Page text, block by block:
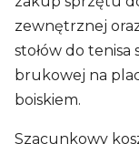
zewnętrznej
stołów do tenisa
brukowej na
boiskiem.
Szacunkowy